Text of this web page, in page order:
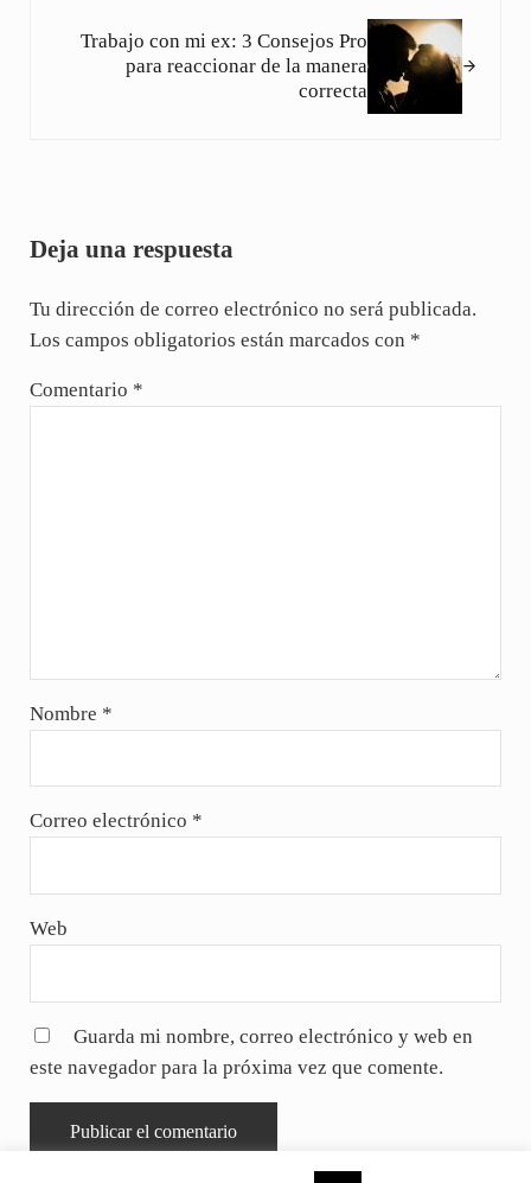
Trabajo con mi ex: 3 Consejos Pro
para reaccionar de la manera
correcta
Deja una respuesta
Tu dirección de correo electrónico no será publicada.
Los campos obligatorios están marcados con *
Comentario *
Nombre *
Correo electrónico *
Web
Guarda mi nombre, correo electrónico y web en
este navegador para la próxima vez que comente.